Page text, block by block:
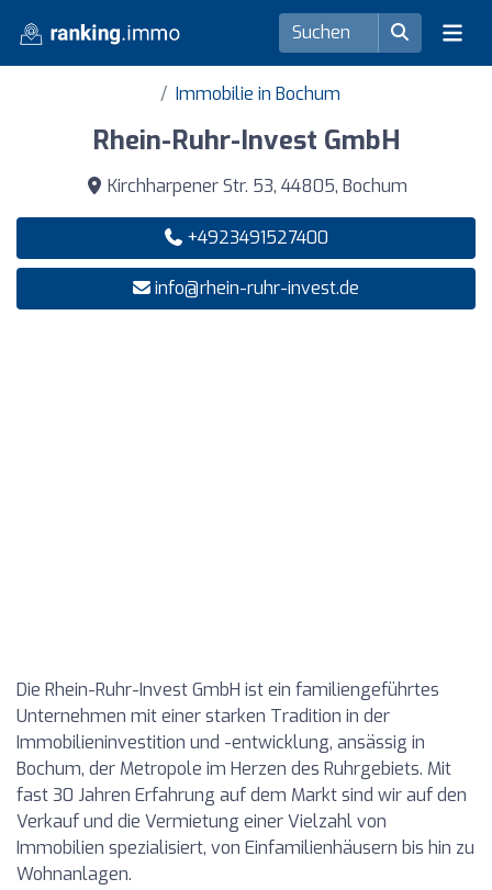
Immobilie in Bochum
Rhein-Ruhr-Invest GmbH
Kirchharpener Str. 53, 44805, Bochum
+4923491527400
info@rhein-ruhr-invest.de
Die Rhein-Ruhr-Invest GmbH ist ein familiengeführtes
Unternehmen mit einer starken Tradition in der
Immobilieninvestition und -entwicklung, ansässig in
Bochum, der Metropole im Herzen des Ruhrgebiets. Mit
fast 30 Jahren Erfahrung auf dem Markt sind wir auf den
Verkauf und die Vermietung einer Vielzahl von
Immobilien spezialisiert, von Einfamilienhäusern bis hin zu
Wohnanlagen.